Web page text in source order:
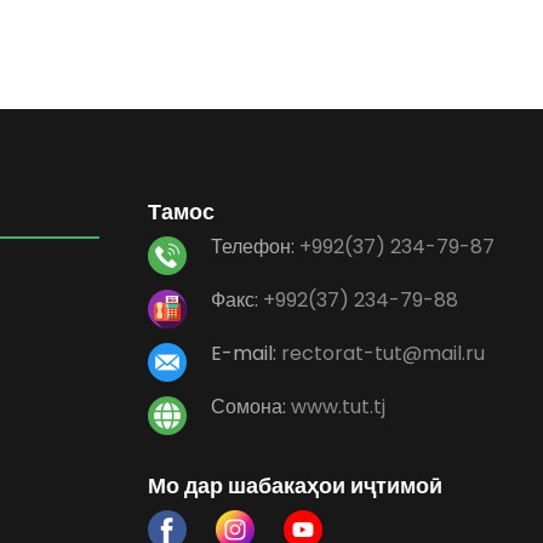
Тамос
Телефон: +992(37) 234-79-87
Факс: +992(37) 234-79-88
E-mail: rectorat-tut@mail.ru
Сомона: www.tut.tj
Мо дар шабакаҳои иҷтимоӣ